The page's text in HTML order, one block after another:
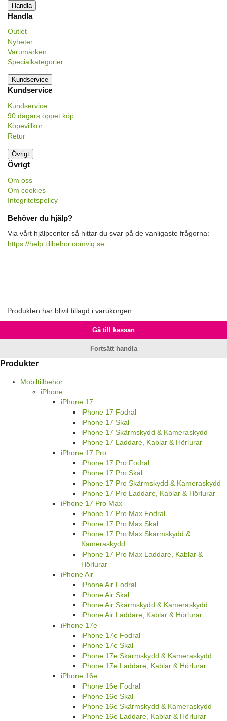
Handla
Handla
Outlet
Nyheter
Varumärken
Specialkategorier
Kundservice
Kundservice
Kundservice
90 dagars öppet köp
Köpevillkor
Retur
Övrigt
Övrigt
Om oss
Om cookies
Integritetspolicy
Behöver du hjälp?
Via vårt hjälpcenter så hittar du svar på de vanligaste frågorna:
https://help.tillbehor.comviq.se
Produkten har blivit tillagd i varukorgen
Gå till kassan
Fortsätt handla
Produkter
Mobiltillbehör
iPhone
iPhone 17
iPhone 17 Fodral
iPhone 17 Skal
iPhone 17 Skärmskydd & Kameraskydd
iPhone 17 Laddare, Kablar & Hörlurar
iPhone 17 Pro
iPhone 17 Pro Fodral
iPhone 17 Pro Skal
iPhone 17 Pro Skärmskydd & Kameraskydd
iPhone 17 Pro Laddare, Kablar & Hörlurar
iPhone 17 Pro Max
iPhone 17 Pro Max Fodral
iPhone 17 Pro Max Skal
iPhone 17 Pro Max Skärmskydd &
Kameraskydd
iPhone 17 Pro Max Laddare, Kablar &
Hörlurar
iPhone Air
iPhone Air Fodral
iPhone Air Skal
iPhone Air Skärmskydd & Kameraskydd
iPhone Air Laddare, Kablar & Hörlurar
iPhone 17e
iPhone 17e Fodral
iPhone 17e Skal
iPhone 17e Skärmskydd & Kameraskydd
iPhone 17e Laddare, Kablar & Hörlurar
iPhone 16e
iPhone 16e Fodral
iPhone 16e Skal
iPhone 16e Skärmskydd & Kameraskydd
iPhone 16e Laddare, Kablar & Hörlurar